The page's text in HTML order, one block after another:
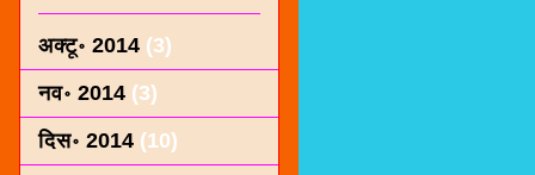
अक्टू॰ 2014 (3)
नव॰ 2014 (3)
दिस॰ 2014 (10)